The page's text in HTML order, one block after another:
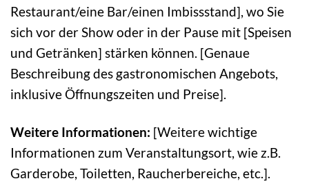
Restaurant/eine Bar/einen Imbissstand], wo Sie
sich vor der Show oder in der Pause mit [Speisen
und Getränken] stärken können. [Genaue
Beschreibung des gastronomischen Angebots,
inklusive Öffnungszeiten und Preise].
Weitere Informationen: [Weitere wichtige
Informationen zum Veranstaltungsort, wie z.B.
Garderobe, Toiletten, Raucherbereiche, etc.].